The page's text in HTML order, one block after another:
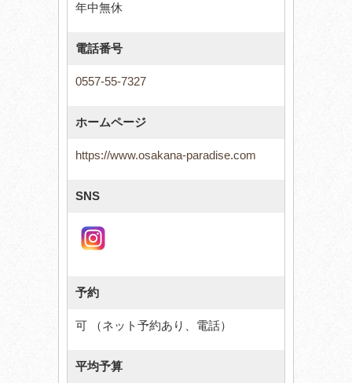
年中無休
電話番号
0557-55-7327
ホームページ
https://www.osakana-paradise.com
SNS
予約
可 （ネット予約あり、電話）
平均予算